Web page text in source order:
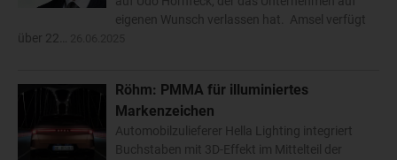
eigenen Wunsch verlassen hat. Amsel verfügt
über 22…
Röhm: PMMA für illuminiertes
Markenzeichen
Automobilzulieferer Hella Lighting integriert
Buchstaben mit 3D-Effekt im Mittelteil der